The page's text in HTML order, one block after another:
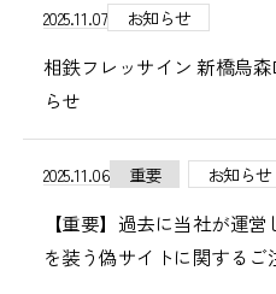
2025.11.07 お知らせ
相鉄フレッサイン 新橋烏
らせ
2025.11.06 重要 お知らせ
【重要】過去に当社が運
を装う偽サイトに関するご